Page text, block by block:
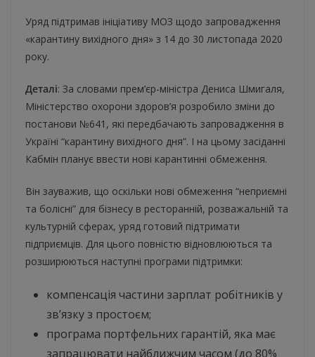
Уряд підтримав ініціативу МОЗ щодо запровадження
«карантину вихідного дня» з 14 до 30 листопада 2020
року.
Деталі: За словами прем’єр-міністра Дениса Шмигаля,
Міністерство охорони здоров’я розробило зміни до
постанови №641, які передбачають запровадження в
Україні “карантину вихідного дня”. І на цьому засіданні
Кабмін планує ввести нові карантинні обмеження.
Він зауважив, що оскільки нові обмеження “неприємні
та болісні” для бізнесу в ресторанній, розважальній та
культурній сферах, уряд готовий підтримати
підприємців. Для цього повністю відновлюються та
розширюються наступні програми підтримки:
компенсація частини зарплат робітників у
зв’язку з простоєм;
програма портфельних гарантій, яка має
запрацювати найближчим часом (до 80%